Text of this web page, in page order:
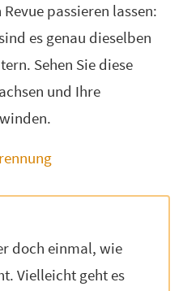
passieren lassen:
es genau dieselben
Sehen Sie diese
und Ihre
doch einmal, wie
Vielleicht geht es